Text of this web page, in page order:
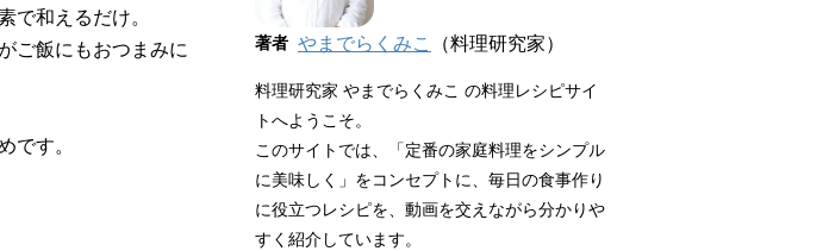
で和えるだけ。
ご飯にもおつまみに
です。
著者 やまでらくみこ （料理研究家）
料理研究家 やまでらくみこ の料理レシピサイ
トへようこそ。
このサイトでは、「定番の家庭料理をシンプル
に美味しく」をコンセプトに、毎日の食事作り
に役立つレシピを、動画を交えながら分かりや
すく紹介しています。